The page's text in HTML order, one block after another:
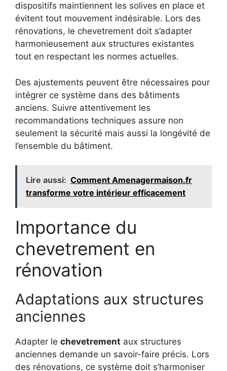
dispositifs maintiennent les solives en place et
évitent tout mouvement indésirable. Lors des
rénovations, le chevetrement doit s’adapter
harmonieusement aux structures existantes
tout en respectant les normes actuelles.
Des ajustements peuvent être nécessaires pour
intégrer ce système dans des bâtiments
anciens. Suivre attentivement les
recommandations techniques assure non
seulement la sécurité mais aussi la longévité de
l’ensemble du bâtiment.
Lire aussi: Comment Amenagermaison.fr
transforme votre intérieur efficacement
Importance du
chevetrement en
rénovation
Adaptations aux structures
anciennes
Adapter le chevetrement aux structures
anciennes demande un savoir-faire précis. Lors
des rénovations, ce système doit s’harmoniser